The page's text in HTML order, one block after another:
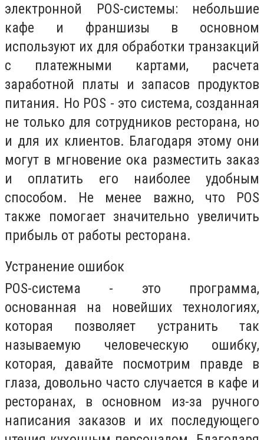
электронной POS-системы: небольшие
кафе и франшизы в основном
используют их для обработки транзакций
с платежными картами, расчета
заработной платы и запасов продуктов
питания. Но POS - это система, созданная
не только для сотрудников ресторана, но
и для их клиентов. Благодаря этому они
могут в мгновение ока разместить заказ
и оплатить его наиболее удобным
способом. Не менее важно, что POS
также помогает значительно увеличить
прибыль от работы ресторана.
Устранение ошибок
POS-система - это программа,
основанная на новейших технологиях,
которая позволяет устранить так
называемую человеческую ошибку,
которая, давайте посмотрим правде в
глаза, довольно часто случается в кафе и
ресторанах, в основном из-за ручного
написания заказов и их последующего